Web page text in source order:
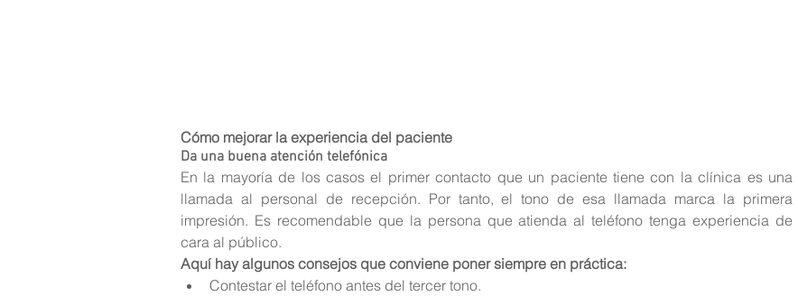
Cómo mejorar la experiencia del paciente
Da una buena atención telefónica
En la mayoría de los casos el primer contacto que un paciente tiene con la clínica es una
llamada al personal de recepción. Por tanto, el tono de esa llamada marca la primera
impresión. Es recomendable que la persona que atienda al teléfono tenga experiencia de
cara al público.
Aquí hay algunos consejos que conviene poner siempre en práctica:
Contestar el teléfono antes del tercer tono.